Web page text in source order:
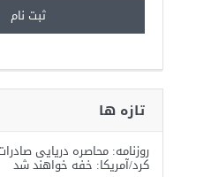
تازه ها
روزنامه: محاصره دریایی
کرد/آمریکا: خفه خواهند شد